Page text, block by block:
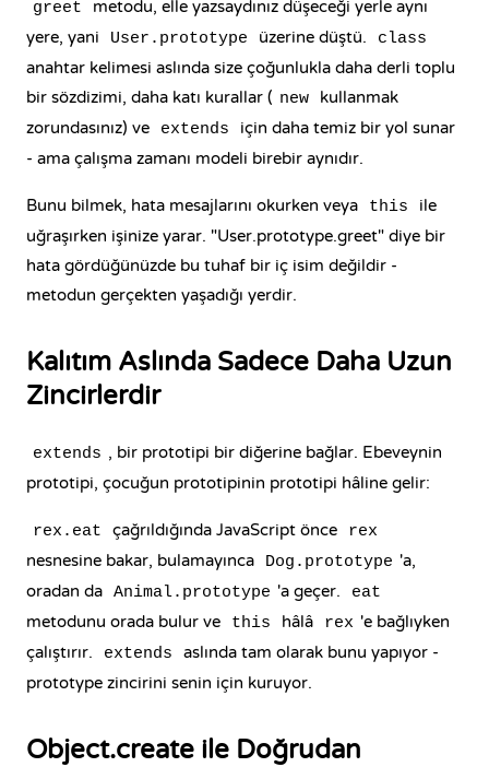
greet
metodu, elle yazsaydınız düşeceği yerle aynı
yere, yani
User.prototype üzerine düştü. class
anahtar kelimesi aslında size çoğunlukla daha derli toplu
bir sözdizimi, daha katı kurallar ( new
kullanmak
zorundasınız) ve
extends
için daha temiz bir yol sunar
- ama çalışma zamanı modeli birebir aynıdır.
Bunu bilmek, hata mesajlarını okurken veya this
ile
uğraşırken işinize yarar. "User.prototype.greet" diye bir
hata gördüğünüzde bu tuhaf bir iç isim değildir -
metodun gerçekten yaşadığı yerdir.
Kalıtım Aslında Sadece Daha Uzun
Zincirlerdir
extends , bir prototipi bir diğerine bağlar. Ebeveynin
prototipi, çocuğun prototipinin prototipi hâline gelir:
rex.eat çağrıldığında JavaScript önce rex
nesnesine bakar, bulamayınca Dog.prototype 'a,
oradan da Animal.prototype 'a geçer. eat
metodunu orada bulur ve this hâlâ rex 'e bağlıyken
çalıştırır.
extends
aslında tam olarak bunu yapıyor -
prototype zincirini senin için kuruyor.
Object.create ile Doğrudan